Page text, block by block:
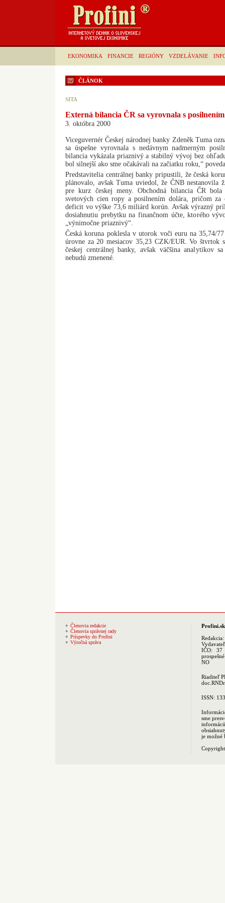
EKONOMIKA FINANCIE REGIÓNY VZDELÁVANIE
ČLÁNOK
SITA
Externá bilancia ČR sa vyrovnala s
3. októbra 2000
Viceguvernér Českej národnej banky Zdeněk Tuma
sa úspešne vyrovnala s nedávnym nadmerným
bilancia vykázala priaznivý a stabilný vývoj bez
bol silnejší ako sme očakávali na začiatku roku,“
Predstavitelia centrálnej banky pripustili, že česká
plánovalo, avšak Tuma uviedol, že ČNB nestanovila
pre kurz českej meny. Obchodná bilancia ČR bola
svetových cien ropy a posilnením dolára, pričom za
deficit vo výške 73,6 miliárd korún. Avšak výrazný
dosiahnutiu prebytku na finančnom účte, ktorého
„výnimočne priaznivý“.
Česká koruna poklesla v utorok voči euru na 35,74/
úrovne za 20 mesiacov 35,23 CZK/EUR. Vo štvrtok
českej centrálnej banky, avšak väčšina analytikov
nebudú zmenené.
Členovia redakcie
Členovia správnej rady
Príspevky do Profini
Výročná správa
Profini.sk
Redakcia:
IČO: 37
NO
Riaditeľ
ISSN:
sme
je možné